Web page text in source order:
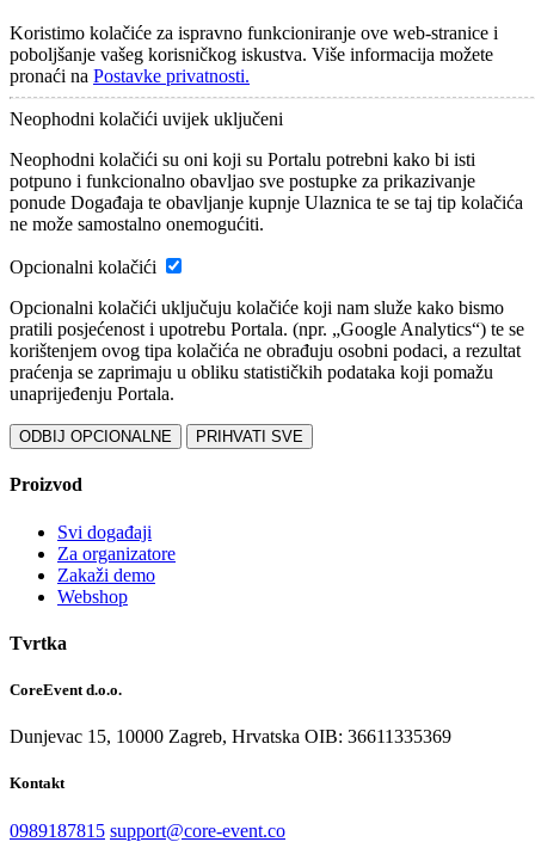
Koristimo kolačiće za ispravno funkcioniranje ove web-stranice i
poboljšanje vašeg korisničkog iskustva. Više informacija možete
pronaći na Postavke privatnosti.
Neophodni kolačići uvijek uključeni
Neophodni kolačići su oni koji su Portalu potrebni kako bi isti
potpuno i funkcionalno obavljao sve postupke za prikazivanje
ponude Događaja te obavljanje kupnje Ulaznica te se taj tip kolačića
ne može samostalno onemogućiti.
Opcionalni kolačići
Opcionalni kolačići uključuju kolačiće koji nam služe kako bismo
pratili posjećenost i upotrebu Portala. (npr. „Google Analytics“) te se
korištenjem ovog tipa kolačića ne obrađuju osobni podaci, a rezultat
praćenja se zaprimaju u obliku statističkih podataka koji pomažu
unaprijeđenju Portala.
ODBIJ OPCIONALNE PRIHVATI SVE
Proizvod
Svi događaji
Za organizatore
Zakaži demo
Webshop
Tvrtka
CoreEvent d.o.o.
Dunjevac 15, 10000 Zagreb, Hrvatska OIB: 36611335369
Kontakt
0989187815 support@core-event.co